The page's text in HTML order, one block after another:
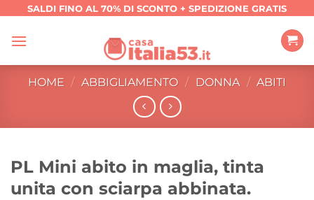
contenuti
SALDI FINO AL 70% DI SCONTO + SPEDIZIONE GRATIS
HOME / ABBIGLIAMENTO / DONNA / ABITI
PL Mini abito in maglia, tinta
unita con sciarpa abbinata.